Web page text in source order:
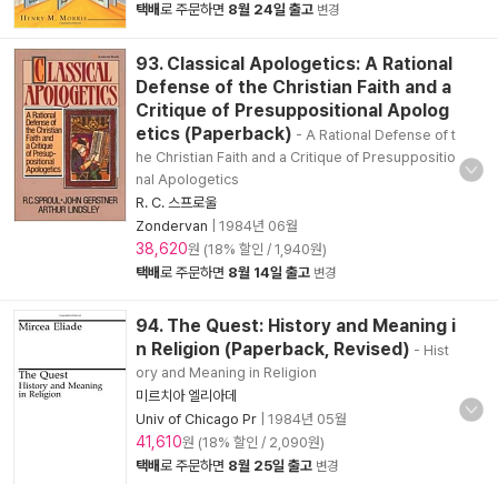
택배로 주문하면 8월 24일 출고 변경
93. Classical Apologetics: A Rational
Defense of the Christian Faith and a
Critique of Presuppositional Apolog
etics (Paperback) - A Rational Defense of t
he Christian Faith and a Critique of Presuppositio
nal Apologetics
R. C. 스프로울
Zondervan
1984년 06월
38,620원 (18% 할인 / 1,940원)
택배로 주문하면 8월 14일 출고 변경
94. The Quest: History and Meaning i
n Religion (Paperback, Revised) - Hist
ory and Meaning in Religion
미르치아 엘리아데
Univ of Chicago Pr
1984년 05월
41,610원 (18% 할인 / 2,090원)
택배로 주문하면 8월 25일 출고 변경